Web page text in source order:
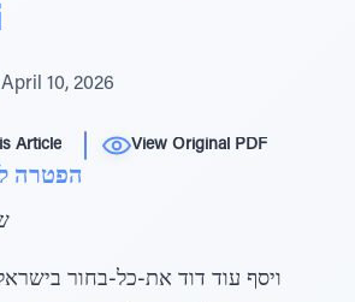
April 10, 2026
Article View Original PDF
הפטרה
ויסף עוד דוד את-כל-בחור